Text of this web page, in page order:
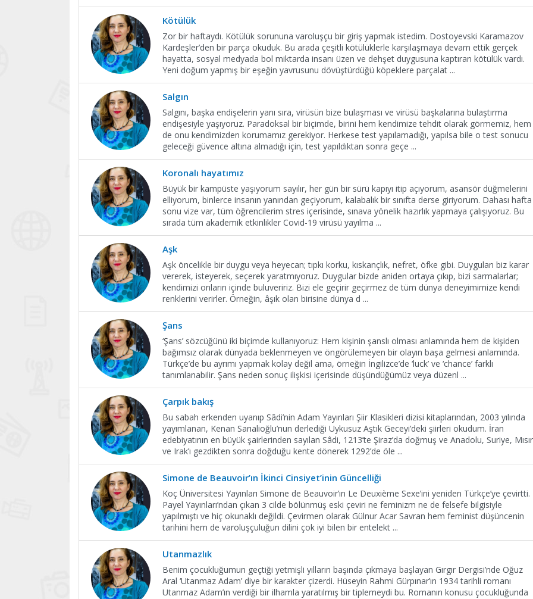
Kötülük
Zor bir haftaydı. Kötülük sorununa varoluşçu bir giriş yapmak istedim. Dostoyevski Karamazov
Kardeşler’den bir parça okuduk. Bu arada çeşitli kötülüklerle karşılaşmaya devam ettik gerçek
hayatta, sosyal medyada bol miktarda insanı üzen ve dehşet duygusuna kaptıran kötülük vardı.
Yeni doğum yapmış bir eşeğin yavrusunu dövüştürdüğü köpeklere parçalat ...
Salgın
Salgını, başka endişelerin yanı sıra, virüsün bize bulaşması ve virüsü başkalarına bulaştırma
endişesiyle yaşıyoruz. Paradoksal bir biçimde, birini hem kendimize tehdit olarak görmemiz, hem
de onu kendimizden korumamız gerekiyor. Herkese test yapılamadığı, yapılsa bile o test sonucu
geleceği güvence altına almadığı için, test yapıldıktan sonra geçe ...
Koronalı hayatımız
Büyük bir kampüste yaşıyorum sayılır, her gün bir sürü kapıyı itip açıyorum, asansör düğmelerini
elliyorum, binlerce insanın yanından geçiyorum, kalabalık bir sınıfta derse giriyorum. Dahası hafta
sonu vize var, tüm öğrencilerim stres içerisinde, sınava yönelik hazırlık yapmaya çalışıyoruz. Bu
sırada tüm akademik etkinlikler Covid-19 virüsü yayılma ...
Aşk
Aşk öncelikle bir duygu veya heyecan; tıpkı korku, kıskançlık, nefret, öfke gibi. Duyguları biz karar
vererek, isteyerek, seçerek yaratmıyoruz. Duygular bizde aniden ortaya çıkıp, bizi sarmalarlar;
kendimizi onların içinde buluveririz. Bizi ele geçirir geçirmez de tüm dünya deneyimimize kendi
renklerini verirler. Örneğin, âşık olan birisine dünya d ...
Şans
‘Şans’ sözcüğünü iki biçimde kullanıyoruz: Hem kişinin şanslı olması anlamında hem de kişiden
bağımsız olarak dünyada beklenmeyen ve öngörülemeyen bir olayın başa gelmesi anlamında.
Türkçe’de bu ayrımı yapmak kolay değil ama, örneğin İngilizce’de ‘luck’ ve ‘chance’ farklı
tanımlanabilir. Şans neden sonuç ilişkisi içerisinde düşündüğümüz veya düzenl ...
Çarpık bakış
Bu sabah erkenden uyanıp Sâdi’nin Adam Yayınları Şiir Klasikleri dizisi kitaplarından, 2003 yılında
yayımlanan, Kenan Sarıalioğlu’nun derlediği Uykusuz Aştık Geceyi’deki şiirleri okudum. İran
edebiyatının en büyük şairlerinden sayılan Sâdi, 1213’te Şiraz’da doğmuş ve Anadolu, Suriye, Mısır
ve Irak’ı gezdikten sonra doğduğu kente dönerek 1292’de öle ...
Simone de Beauvoir’ın İkinci Cinsiyet’inin Güncelliği
Koç Üniversitesi Yayınları Simone de Beauvoir’ın Le Deuxième Sexe’ini yeniden Türkçe’ye çevirtti.
Payel Yayınları’ndan çıkan 3 cilde bölünmüş eski çeviri ne feminizm ne de felsefe bilgisiyle
yapılmıştı ve hiç okunaklı değildi. Çevirmen olarak Gülnur Acar Savran hem feminist düşüncenin
tarihini hem de varoluşçuluğun dilini çok iyi bilen bir entelekt ...
Utanmazlık
Benim çocukluğumun geçtiği yetmişli yılların başında çıkmaya başlayan Gırgır Dergisi’nde Oğuz
Aral ‘Utanmaz Adam’ diye bir karakter çizerdi. Hüseyin Rahmi Gürpınar’ın 1934 tarihli romanı
Utanmaz Adam’ın verdiği bir ilhamla yaratılmış bir tiplemeydi bu. Romanın konusu çocukluğunda